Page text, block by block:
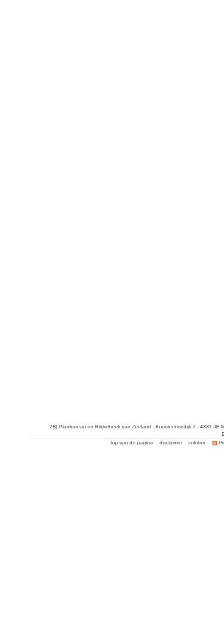
ZB| Planbureau en Bibliotheek van Zeeland - Kousteensedijk 7 - 4331 JE
top van de pagina
disclaimer colofon